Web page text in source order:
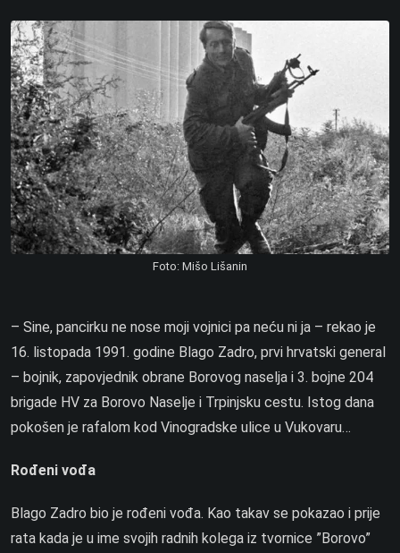
Foto: Mišo Lišanin
– Sine, pancirku ne nose moji vojnici pa neću ni ja – rekao je
16. listopada 1991. godine Blago Zadro, prvi hrvatski general
– bojnik, zapovjednik obrane Borovog naselja i 3. bojne 204
brigade HV za Borovo Naselje i Trpinjsku cestu. Istog dana
pokošen je rafalom kod Vinogradske ulice u Vukovaru…
Rođeni vođa
Blago Zadro bio je rođeni vođa. Kao takav se pokazao i prije
rata kada je u ime svojih radnih kolega iz tvornice ”Borovo”